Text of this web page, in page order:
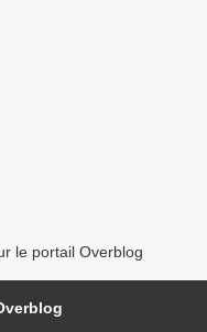
le portail Overblog